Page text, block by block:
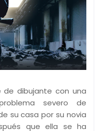
de dibujante con una
severo de
su casa por su novia
que ella se ha